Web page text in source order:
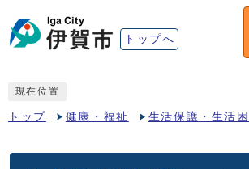
トップへ
現在位置
トップ 健康・福祉 生活保護・生活